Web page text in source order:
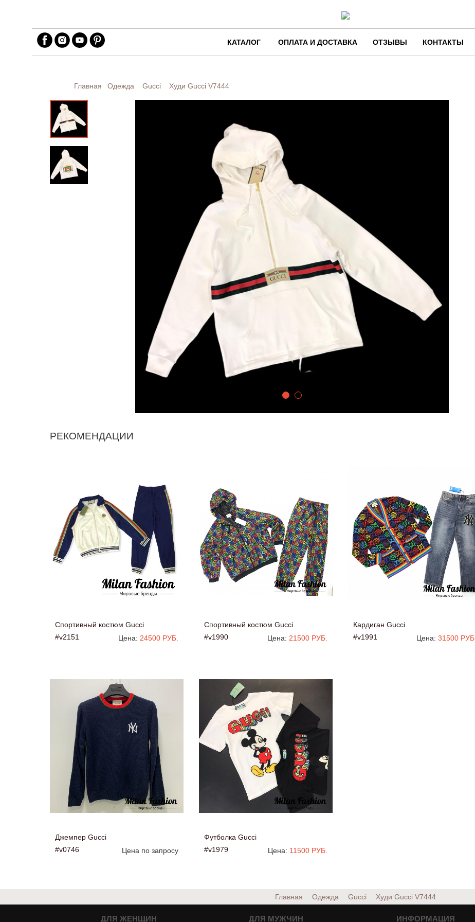
КАТАЛОГ ОПЛАТА И ДОСТАВКА ОТЗЫВЫ КОНТАКТЫ
Главная Одежда Gucci Худи Gucci V7444
РЕКОМЕНДАЦИИ
Спортивный костюм Gucci
#v2151
Цена: 24500 РУБ.
Спортивный костюм Gucci
#v1990
Цена: 21500 РУБ.
Кардиган Gucci
#v1991
Цена: 31500 РУБ.
Джемпер Gucci
#v0746
Цена по запросу
Футболка Gucci
#v1979
Цена: 11500 РУБ.
Главная Одежда Gucci Худи Gucci V7444
ДЛЯ ЖЕНЩИН ДЛЯ МУЖЧИН ИНФОРМАЦИЯ